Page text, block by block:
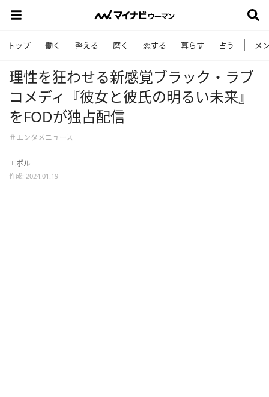
トップ 働く 整える 磨く 恋する 暮らす 占う メ
理性を狂わせる新感覚ブラック・ラブ
コメディ『彼女と彼氏の明るい未来』
をFODが独占配信
＃エンタメニュース
エボル
作成: 2024.01.19